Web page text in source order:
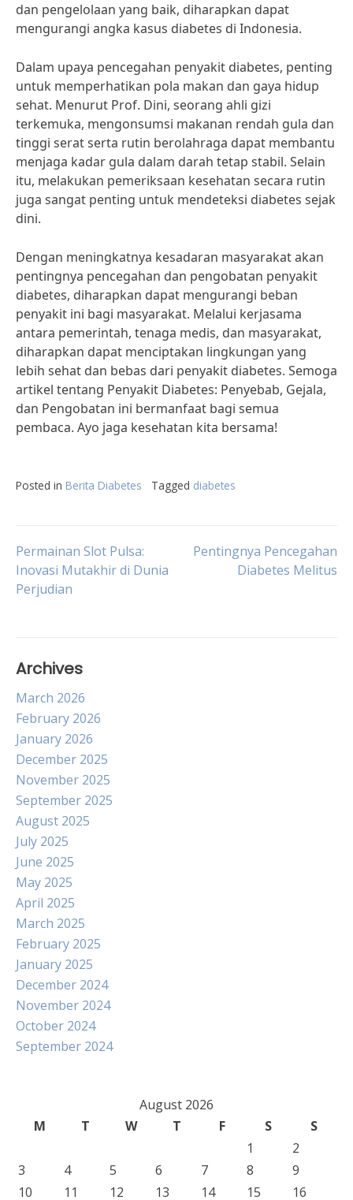
dan pengelolaan yang baik, diharapkan dapat
mengurangi angka kasus diabetes di Indonesia.
Dalam upaya pencegahan penyakit diabetes, penting
untuk memperhatikan pola makan dan gaya hidup
sehat. Menurut Prof. Dini, seorang ahli gizi
terkemuka, mengonsumsi makanan rendah gula dan
tinggi serat serta rutin berolahraga dapat membantu
menjaga kadar gula dalam darah tetap stabil. Selain
itu, melakukan pemeriksaan kesehatan secara rutin
juga sangat penting untuk mendeteksi diabetes sejak
dini.
Dengan meningkatnya kesadaran masyarakat akan
pentingnya pencegahan dan pengobatan penyakit
diabetes, diharapkan dapat mengurangi beban
penyakit ini bagi masyarakat. Melalui kerjasama
antara pemerintah, tenaga medis, dan masyarakat,
diharapkan dapat menciptakan lingkungan yang
lebih sehat dan bebas dari penyakit diabetes. Semoga
artikel tentang Penyakit Diabetes: Penyebab, Gejala,
dan Pengobatan ini bermanfaat bagi semua
pembaca. Ayo jaga kesehatan kita bersama!
Posted in Berita Diabetes Tagged diabetes
Post
navigation
Permainan Slot Pulsa:
Inovasi Mutakhir di Dunia
Perjudian
Pentingnya Pencegahan
Diabetes Melitus
Archives
March 2026
February 2026
January 2026
December 2025
November 2025
September 2025
August 2025
July 2025
June 2025
May 2025
April 2025
March 2025
February 2025
January 2025
December 2024
November 2024
October 2024
September 2024
August 2026
M
T W T F S
S
1
2
3
4 5 6 7 8
9
10
11 12 13 14 15 16